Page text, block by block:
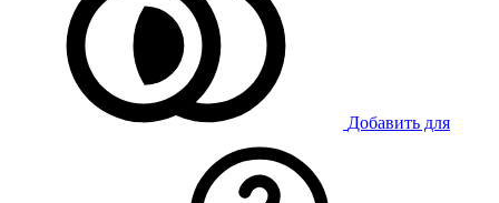
Добавить для